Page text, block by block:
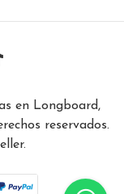
en Longboard,
reservados.
.